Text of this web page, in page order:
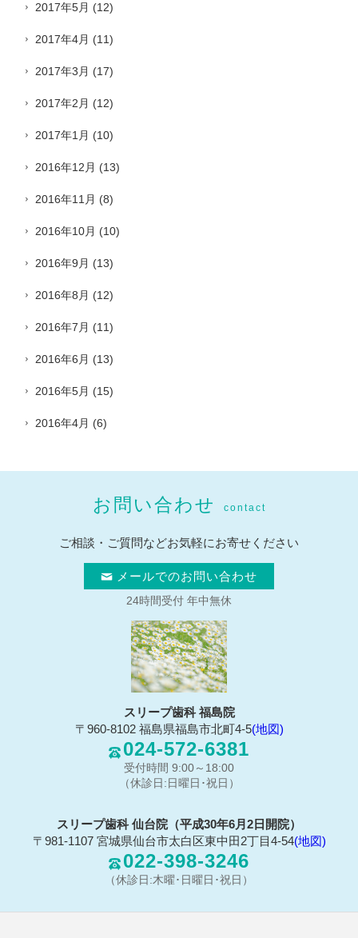
2017年5月 (12)
2017年4月 (11)
2017年3月 (17)
2017年2月 (12)
2017年1月 (10)
2016年12月 (13)
2016年11月 (8)
2016年10月 (10)
2016年9月 (13)
2016年8月 (12)
2016年7月 (11)
2016年6月 (13)
2016年5月 (15)
2016年4月 (6)
お問い合わせ contact
ご相談・ご質問などお気軽にお寄せください
メールでのお問い合わせ
24時間受付 年中無休
スリープ歯科 福島院
〒960-8102 福島県福島市北町4-5(地図)
024-572-6381
受付時間 9:00～18:00
（休診日:日曜日･祝日）
スリープ歯科 仙台院（平成30年6月2日開院）
〒981-1107 宮城県仙台市太白区東中田2丁目4-54(地図)
022-398-3246
（休診日:木曜･日曜日･祝日）